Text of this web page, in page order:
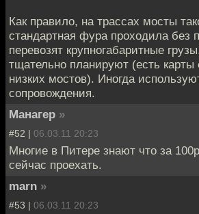
Как правило, на трассах мосты
стандартная фура проходила без
перевозят крупногабаритные
тщательно планируют (есть карты
низких мостов). Иногда
сопровождения.
Манагер »
#52 | 06.03.11 20:23
Многие в Питере знают что за
сейчас проехать.
marn »
#53 | 06.03.11 20:23